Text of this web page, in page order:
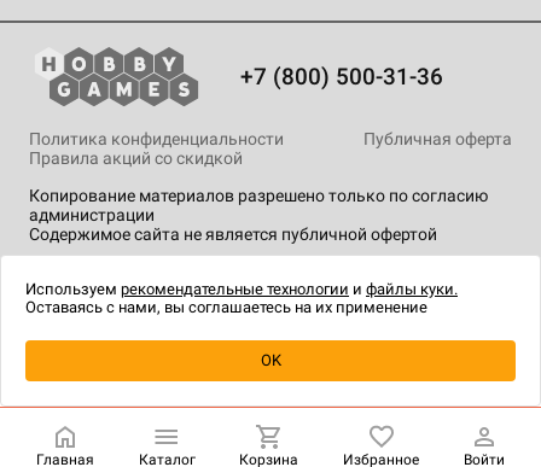
Уведомить о наличии
+7 (800) 500-31-36
Копирование материалов разрешено только по согласию
администрации
Содержимое сайта не является публичной офертой
Политика конфиденциальности
Публичная оферта
Правила акций со скидкой
технологии.
Главная Каталог Корзина Избранное Войти
Используем рекомендательные технологии и файлы куки.
Оставаясь с нами, вы соглашаетесь на их применение
OK